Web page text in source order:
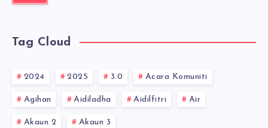
Tag Cloud
2024 2025 3.0 Acara Komuniti
Agihan Aidiladha Aidilfitri Air
Akaun 2 Akaun 3